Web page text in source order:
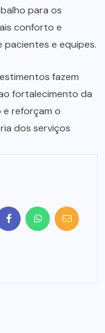
para os
conforto e
e equipes.
fazem
fortalecimento da
e reforçam o
dos serviços